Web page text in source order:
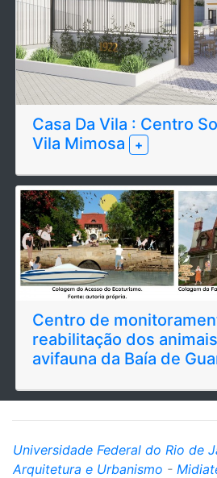
Casa Da Vila : Centro
Vila Mimosa
+
Centro de
reabilitação dos
avifauna da Baía de
Universidade Federal do Rio de
Arquitetura e Urbanismo -